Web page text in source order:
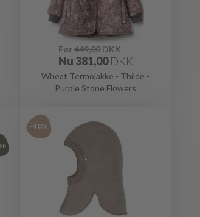
Før449,00DKK
Nu 381,00 DKK
Wheat Termojakke - Thilde -
Purple Stone Flowers
-40%